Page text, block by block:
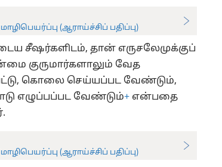
(ஆராய்ச்சிப் பதிப்பு)
சீஷர்களிடம், தான் எருசலேமுக்குப்
குருமார்களாலும் வேத
கொலை செய்யப்பட வேண்டும்,
எழுப்பப்பட வேண்டும்+என்பதை
(ஆராய்ச்சிப் பதிப்பு)